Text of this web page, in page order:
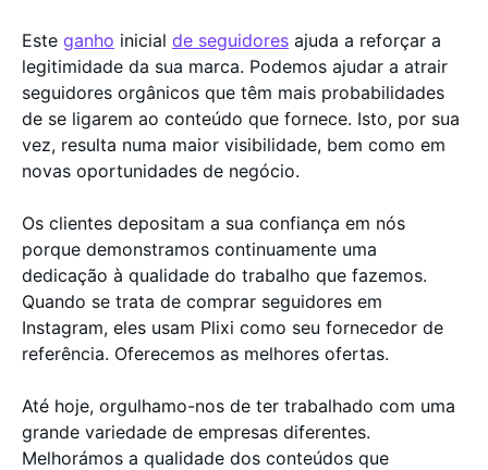
Este ganho inicial de seguidores ajuda a reforçar a
legitimidade da sua marca. Podemos ajudar a atrair
seguidores orgânicos que têm mais probabilidades
de se ligarem ao conteúdo que fornece. Isto, por sua
vez, resulta numa maior visibilidade, bem como em
novas oportunidades de negócio.
Os clientes depositam a sua confiança em nós
porque demonstramos continuamente uma
dedicação à qualidade do trabalho que fazemos.
Quando se trata de comprar seguidores em
Instagram, eles usam Plixi como seu fornecedor de
referência. Oferecemos as melhores ofertas.
Até hoje, orgulhamo-nos de ter trabalhado com uma
grande variedade de empresas diferentes.
Melhorámos a qualidade dos conteúdos que